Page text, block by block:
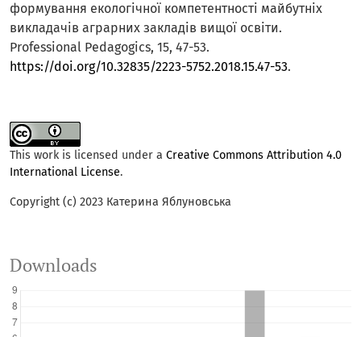
формування екологічної компетентності майбутніх
викладачів аграрних закладів вищої освіти.
Professional Pedagogics, 15, 47-53.
https://doi.org/10.32835/2223-5752.2018.15.47-53.
This work is licensed under a Creative Commons Attribution 4.0
International License.
Copyright (c) 2023 Катерина Яблуновська
Downloads